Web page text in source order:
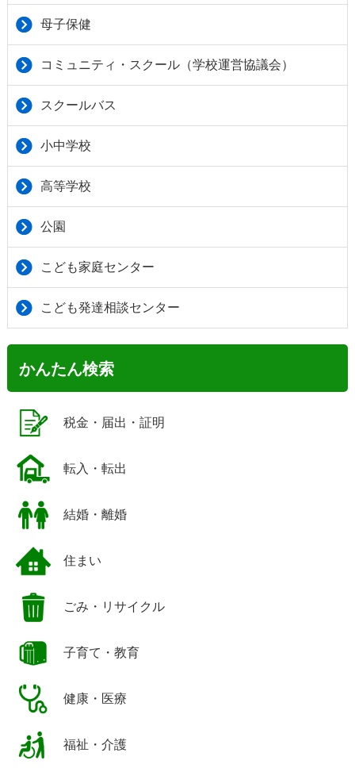
母子保健
コミュニティ・スクール（学校運営協議会）
スクールバス
小中学校
高等学校
公園
こども家庭センター
こども発達相談センター
かんたん検索
税金・届出・証明
転入・転出
結婚・離婚
住まい
ごみ・リサイクル
子育て・教育
健康・医療
福祉・介護